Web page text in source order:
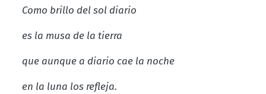
Como brillo del sol diario
es la musa de la tierra
que aunque a diario cae la noche
en la luna los refleja.